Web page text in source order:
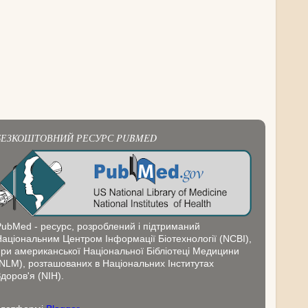
РЕСУРС PUBMED
- ресурс, розроблений і підтриманий
Центром Інформації Біотехнології (NCBI),
американської Національної Бібліотеці Медицини
розташованих в Національних Інститутах
(NIH).